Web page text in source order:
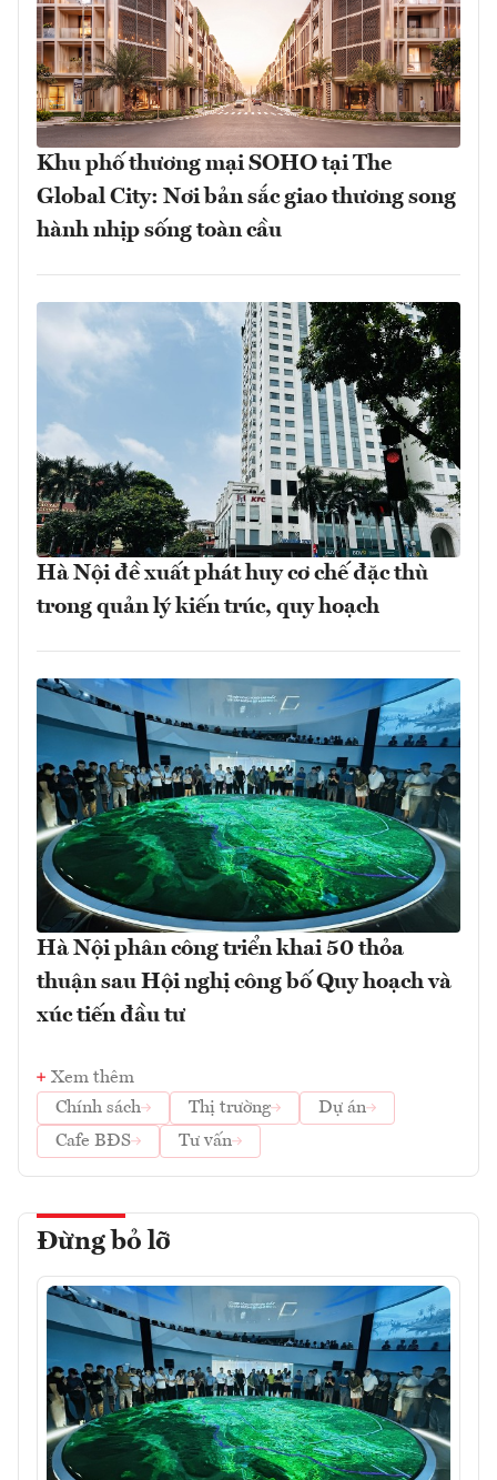
Khu phố thương mại SOHO tại The
Global City: Nơi bản sắc giao thương song
hành nhịp sống toàn cầu
Hà Nội đề xuất phát huy cơ chế đặc thù
trong quản lý kiến trúc, quy hoạch
Hà Nội phân công triển khai 50 thỏa
thuận sau Hội nghị công bố Quy hoạch và
xúc tiến đầu tư
Xem thêm
Chính sách
Thị trường
Dự án
Cafe BĐS
Tư vấn
Đừng bỏ lỡ